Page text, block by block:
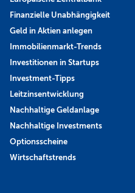
Finanzielle Unabhängigkeit
Geld in Aktien anlegen
Immobilienmarkt-Trends
Investitionen in Startups
Investment-Tipps
Leitzinsentwicklung
Nachhaltige Geldanlage
Nachhaltige Investments
Optionsscheine
Wirtschaftstrends